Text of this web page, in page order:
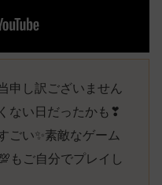
申し訳ございません
ない日だったかも❣
ごい✨素敵なゲーム
もご自分でプレイし